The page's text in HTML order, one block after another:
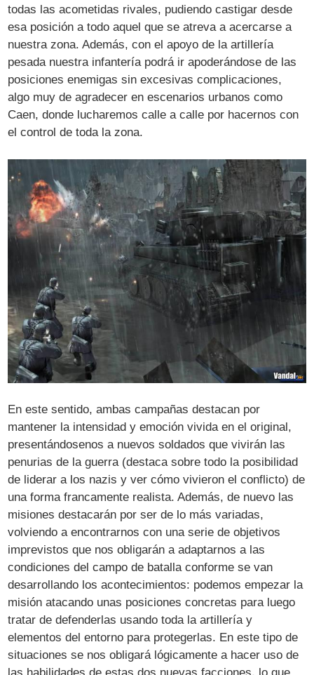
todas las acometidas rivales, pudiendo castigar desde
esa posición a todo aquel que se atreva a acercarse a
nuestra zona. Además, con el apoyo de la artillería
pesada nuestra infantería podrá ir apoderándose de las
posiciones enemigas sin excesivas complicaciones,
algo muy de agradecer en escenarios urbanos como
Caen, donde lucharemos calle a calle por hacernos con
el control de toda la zona.
En este sentido, ambas campañas destacan por
mantener la intensidad y emoción vivida en el original,
presentándosenos a nuevos soldados que vivirán las
penurias de la guerra (destaca sobre todo la posibilidad
de liderar a los nazis y ver cómo vivieron el conflicto) de
una forma francamente realista. Además, de nuevo las
misiones destacarán por ser de lo más variadas,
volviendo a encontrarnos con una serie de objetivos
imprevistos que nos obligarán a adaptarnos a las
condiciones del campo de batalla conforme se van
desarrollando los acontecimientos: podemos empezar la
misión atacando unas posiciones concretas para luego
tratar de defenderlas usando toda la artillería y
elementos del entorno para protegerlas. En este tipo de
situaciones se nos obligará lógicamente a hacer uso de